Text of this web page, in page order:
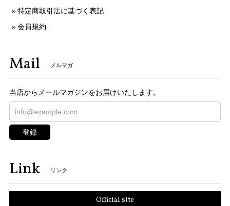
特定商取引法に基づく表記
会員規約
Mail メルマガ
当店からメールマガジンをお届けいたします。
登録
Link リンク
Official site